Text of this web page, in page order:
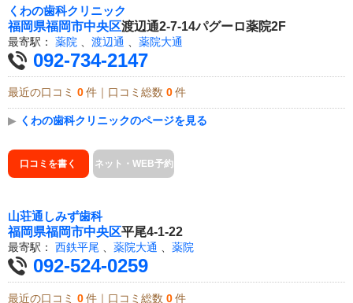
くわの歯科クリニック
福岡県福岡市中央区渡辺通2-7-14パグーロ薬院2F
最寄駅： 薬院 渡辺通 薬院大通
092-734-2147
最近の口コミ 0 件｜口コミ総数 0 件
▶ くわの歯科クリニックのページを見る
口コミを書く ネット・WEB予約
山荘通しみず歯科
福岡県福岡市中央区平尾4-1-22
最寄駅： 西鉄平尾 、 薬院大通 、 薬院
092-524-0259
最近の口コミ 0 件｜口コミ総数 0 件